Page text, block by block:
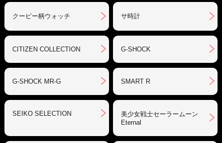
クーピー柄ウォッチ サ時計
CITIZEN COLLECTION G-SHOCK
G-SHOCK MR-G SMART R
SEIKO SELECTION
美少女戦士セーラームーン
Eternal